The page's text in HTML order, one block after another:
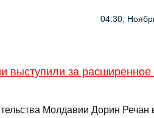
04:30,
выступили за расширенное
Молдавии Дорин Речан